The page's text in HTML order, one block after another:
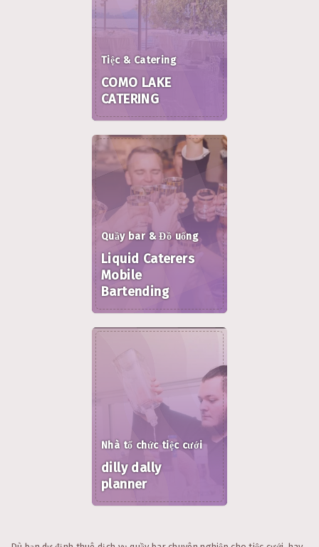
Tiệc & Catering
COMO LAKE
CATERING
Quầy bar & Đồ uống
Liquid Caterers
Mobile
Bartending
Nhà tổ chức tiệc cưới
dilly dally
planner